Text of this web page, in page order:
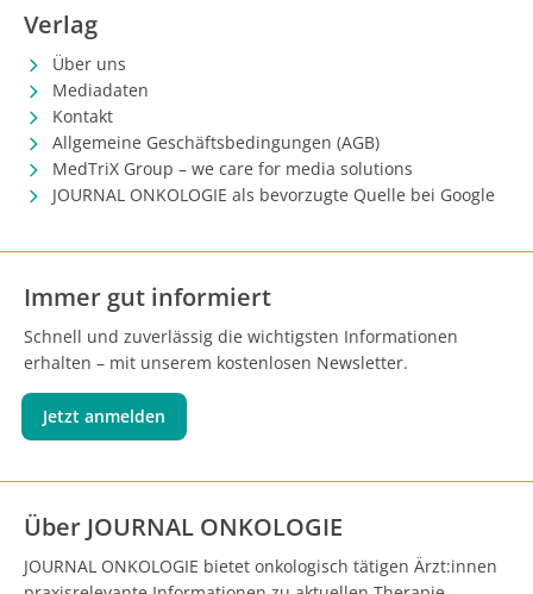
Verlag
Über uns
Mediadaten
Kontakt
Allgemeine Geschäftsbedingungen (AGB)
MedTriX Group – we care for media solutions
JOURNAL ONKOLOGIE als bevorzugte Quelle bei Google
Immer gut informiert
Schnell und zuverlässig die wichtigsten Informationen
erhalten – mit unserem kostenlosen Newsletter.
Jetzt anmelden
Über JOURNAL ONKOLOGIE
JOURNAL ONKOLOGIE bietet onkologisch tätigen Ärzt:innen